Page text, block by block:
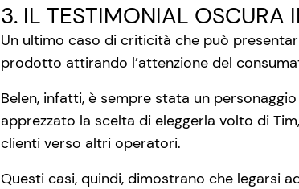
3. IL TESTIMONIAL
Un ultimo caso di criticità che può
prodotto attirando l’attenzione del
Belen, infatti, è sempre stata un
apprezzato la scelta di eleggerla volto di
clienti verso altri operatori.
Questi casi, quindi, dimostrano che legarsi